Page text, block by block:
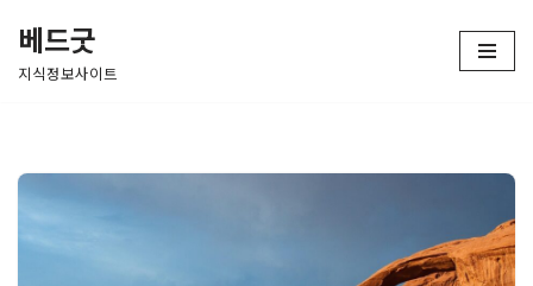
콘
건
베드굿
지식정보사이트